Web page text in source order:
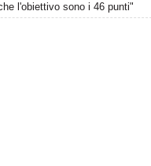
l'obiettivo sono i 46 punti"